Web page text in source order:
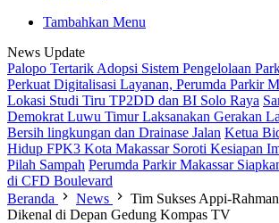
Tambahkan Menu
News Update
Palopo Tertarik Adopsi Sistem Pengelolaan
Perkuat Digitalisasi Layanan, Perumda Parkir
Lokasi Studi Tiru TP2DD dan BI Solo Raya
Demokrat Luwu Timur Laksanakan Gerakan
Bersih lingkungan dan Drainase Jalan Ketua
Hidup FPK3 Kota Makassar Soroti Kesiapan
Pilah Sampah Perumda Parkir Makassar
di CFD Boulevard
Beranda
News
Tim Sukses Appi-
Dikenal di Depan Gedung Kompas TV